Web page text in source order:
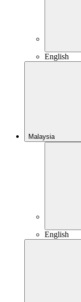
English
Malaysia
English